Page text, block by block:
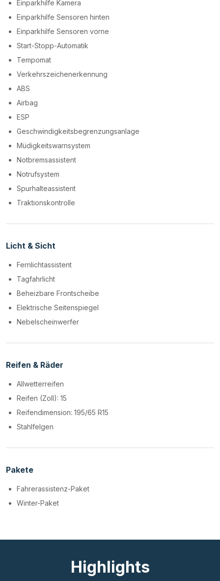
Einparkhilfe Kamera
Einparkhilfe Sensoren hinten
Einparkhilfe Sensoren vorne
Start-Stopp-Automatik
Tempomat
Verkehrszeichenerkennung
ABS
Airbag
ESP
Geschwindigkeitsbegrenzungsanlage
Müdigkeitswarnsystem
Notbremsassistent
Notrufsystem
Spurhalteassistent
Traktionskontrolle
Licht & Sicht
Fernlichtassistent
Tagfahrlicht
Beheizbare Frontscheibe
Elektrische Seitenspiegel
Nebelscheinwerfer
Reifen & Räder
Allwetterreifen
Reifen (Zoll): 15
Reifendimension: 195/65 R15
Stahlfelgen
Pakete
Fahrerassistenz-Paket
Winter-Paket
Highlights